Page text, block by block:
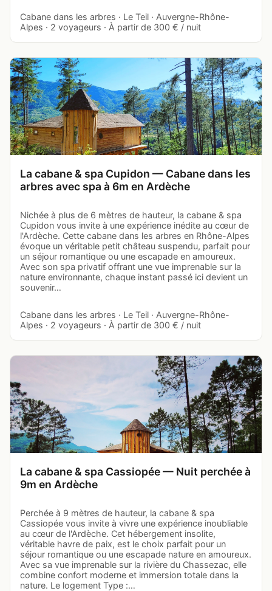
Cabane dans les arbres · Le Teil · Auvergne-Rhône-
Alpes · 2 voyageurs · À partir de 300 € / nuit
La cabane & spa Cupidon — Cabane dans les
arbres avec spa à 6m en Ardèche
Nichée à plus de 6 mètres de hauteur, la cabane & spa
Cupidon vous invite à une expérience inédite au cœur de
l'Ardèche. Cette cabane dans les arbres en Rhône-Alpes
évoque un véritable petit château suspendu, parfait pour
un séjour romantique ou une escapade en amoureux.
Avec son spa privatif offrant une vue imprenable sur la
nature environnante, chaque instant passé ici devient un
souvenir…
Cabane dans les arbres · Le Teil · Auvergne-Rhône-
Alpes · 2 voyageurs · À partir de 300 € / nuit
La cabane & spa Cassiopée — Nuit perchée à
9m en Ardèche
Perchée à 9 mètres de hauteur, la cabane & spa
Cassiopée vous invite à vivre une expérience inoubliable
au cœur de l'Ardèche. Cet hébergement insolite,
véritable havre de paix, est le choix parfait pour un
séjour romantique ou une escapade nature en amoureux.
Avec sa vue imprenable sur la rivière du Chassezac, elle
combine confort moderne et immersion totale dans la
nature. Le logement Type :…